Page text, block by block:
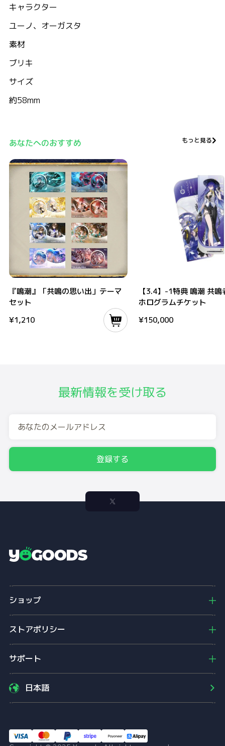
キャラクター
ユーノ、オーガスタ
素材
ブリキ
サイズ
約58mm
あなたへのおすすめ もっと見る
『鳴潮』「共鳴の思い出」テーマ
セット
¥1,210
【3.4】-1特典 鳴潮 共
ホログラムチケット
¥150,000
最新情報を受け取る
登録する
g
oショップ
ストアポリシー
サポート
日本語